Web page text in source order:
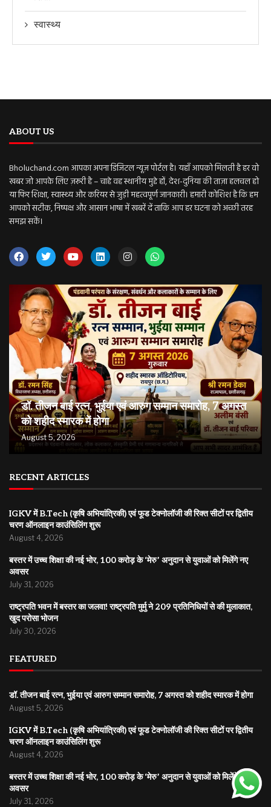
स्वास्थ्य
ABOUT US
Bholuchand.com आपका अपना डिजिटल न्यूज़ पोर्टल है। यहाँ आपको मिलती है हर वो
खबर जो आपके लिए ज़रूरी है – चाहे वह स्थानीय मुद्दे हों, देश-दुनिया की ताज़ा हलचल हो
या फिर शिक्षा, स्वास्थ्य और करियर से जुड़ी महत्वपूर्ण जानकारी। हमारी कोशिश है कि हम
आपको सटीक, निष्पक्ष और आसान भाषा में खबरें दें ताकि आप हर घटना को अच्छी तरह
समझ सकें।
डॉ. तीजन बाई रत्न, भुईया एवं आरुग सम्मान समारोह, 7 अगस्त
को शहीद स्मारक में होगा
August 5, 2026
RECENT ARTICLES
IGKV में B.Tech (कृषि अभियांत्रिकी) एवं फूड टेक्नोलॉजी की रिक्त सीटों पर द्वितीय
चरण ऑनलाइन काउंसिलिंग शुरू
August 4, 2026
बस्तर में उच्च शिक्षा की नई भोर, 100 करोड़ के ‘मेरु’ अनुदान से युवाओं को मिलेंगे नए
अवसर
July 31, 2026
राष्ट्रपति भवन में बस्तर का जलवा! राष्ट्रपति मुर्मु ने 209 प्रतिनिधियों से की मुलाकात,
खुद परोसा भोजन
July 30, 2026
FEATURED
डॉ. तीजन बाई रत्न, भुईया एवं आरुग सम्मान समारोह, 7 अगस्त को शहीद स्मारक में होगा
August 5, 2026
IGKV में B.Tech (कृषि अभियांत्रिकी) एवं फूड टेक्नोलॉजी की रिक्त सीटों पर द्वितीय
चरण ऑनलाइन काउंसिलिंग शुरू
August 4, 2026
बस्तर में उच्च शिक्षा की नई भोर, 100 करोड़ के ‘मेरु’ अनुदान से युवाओं को मिलेंगे नए
अवसर
July 31, 2026